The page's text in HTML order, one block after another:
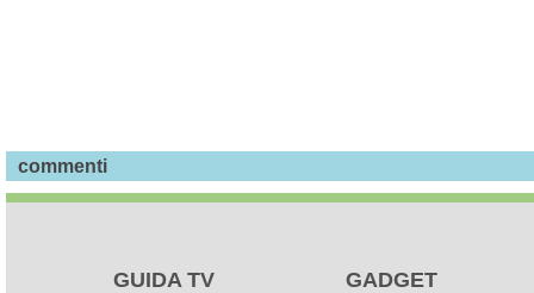
commenti
GUIDA TV GADGET